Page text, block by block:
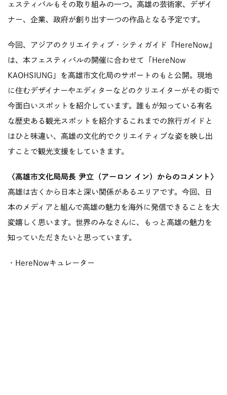
ェスティバルもその取り組みの一つ。高雄の芸術家、デザイ
ナー、企業、政府が創り出す一つの作品となる予定です。
今回、アジアのクリエイティブ・シティガイド『HereNow』
は、本フェスティバルの開催に合わせて「HereNow
KAOHSIUNG」を高雄市文化局のサポートのもと公開。現地
に住むデザイナーやエディターなどのクリエイターがその街で
今面白いスポットを紹介しています。誰もが知っている有名
な歴史ある観光スポットを紹介するこれまでの旅行ガイドと
はひと味違い、高雄の文化的でクリエイティブな姿を映し出
すことで観光支援をしていきます。
〈高雄市文化局局長 尹立（アーロン イン）からのコメント〉
高雄は古くから日本と深い関係があるエリアです。今回、日
本のメディアと組んで高雄の魅力を海外に発信できることを大
変嬉しく思います。世界のみなさんに、もっと高雄の魅力を
知っていただきたいと思っています。
・HereNowキュレーター